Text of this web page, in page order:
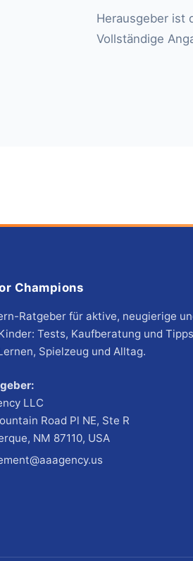
Herausgeber ist
Vollständige
Champions
Ratgeber für aktive, neugierige
Tests, Kaufberatung und
Spielzeug und Alltag.
LLC
Road Pl NE, Ste R
NM 87110, USA